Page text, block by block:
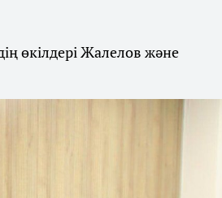
өкілдері Жалелов және